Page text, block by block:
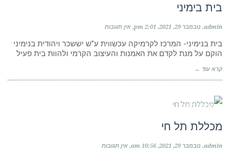
בית בימיני
admin נובמבר 29, 2021 2:01 pm אין תגובות
בית בנימיני- המרכז לקרמיקה עכשווית ע”ש יששכר ויהודית בנימיני
הוקם על מנת לקדם את האמנות והעיצוב הקרמי ולהוות בית פעיל
קרא עוד ←
מוסדות לימוד
מכללת תל חי
admin נובמבר 29, 2021 10:56 am אין תגובות